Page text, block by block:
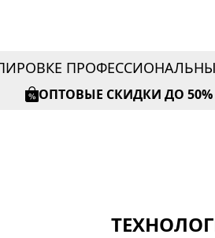
ОПТОВЫЕ СКИДКИ ДО 50%